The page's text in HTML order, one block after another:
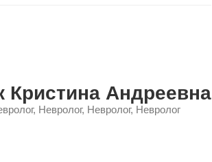
Кристина Андреевна
Невролог, Невролог, Невролог